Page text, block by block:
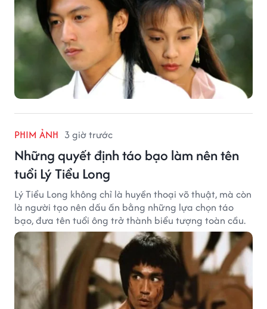
PHIM ẢNH 3 giờ trước
Những quyết định táo bạo làm nên tên
tuổi Lý Tiểu Long
Lý Tiểu Long không chỉ là huyền thoại võ thuật, mà còn
là người tạo nên dấu ấn bằng những lựa chọn táo
bạo, đưa tên tuổi ông trở thành biểu tượng toàn cầu.